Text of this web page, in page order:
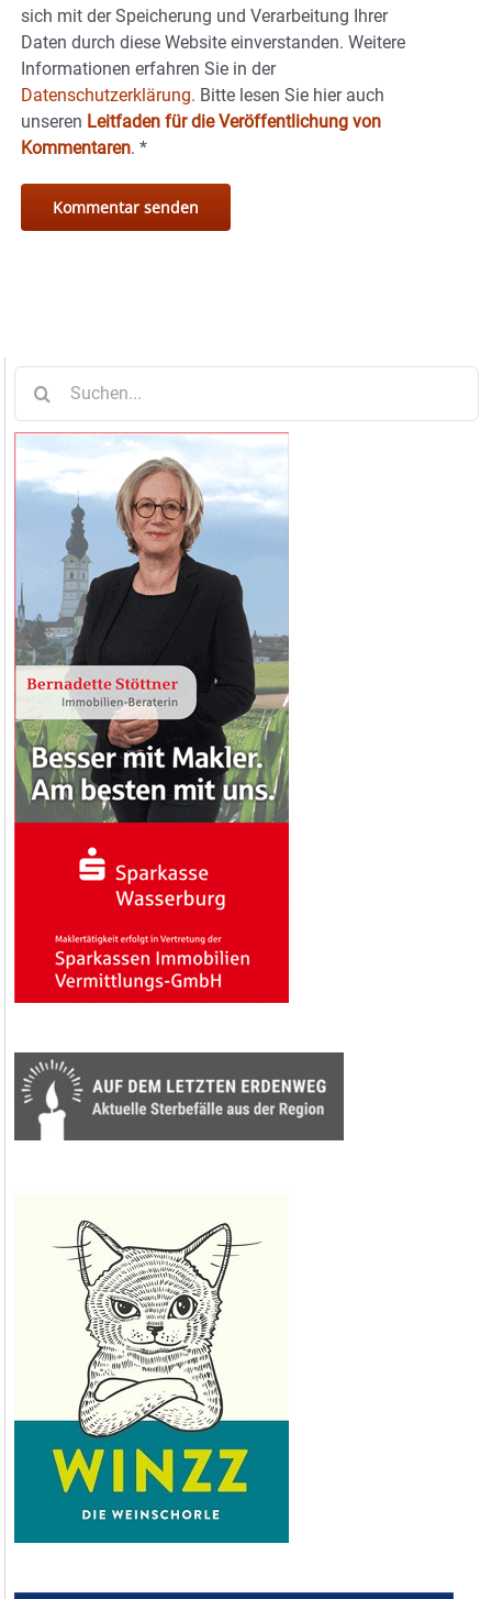
sich mit der Speicherung und Verarbeitung Ihrer
Daten durch diese Website einverstanden. Weitere
Informationen erfahren Sie in der
Datenschutzerklärung. Bitte lesen Sie hier auch
unseren Leitfaden für die Veröffentlichung von
Kommentaren. *
nach: